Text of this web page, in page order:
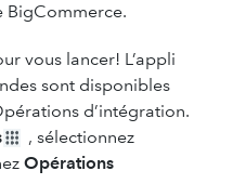
BigCommerce.
vous lancer! L’appli
sont disponibles
d’intégration.
, sélectionnez
Opérations